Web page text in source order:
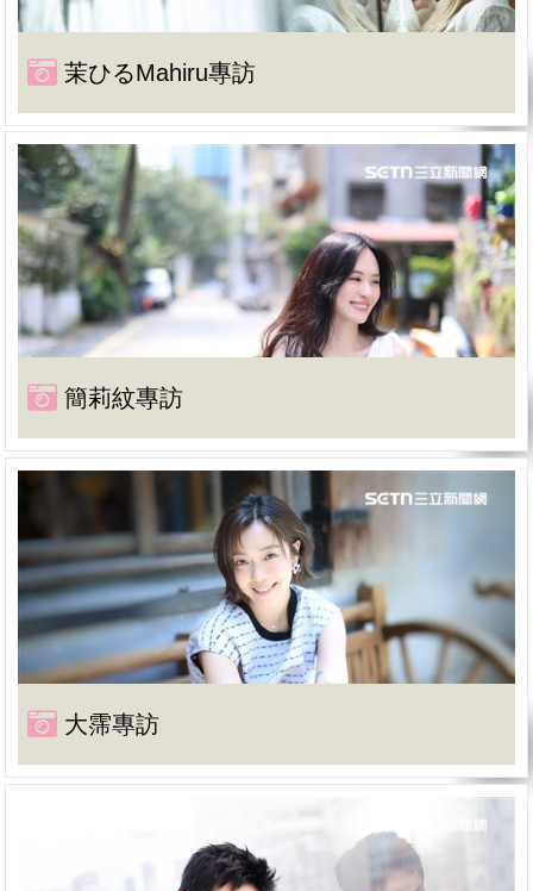
茉ひるMahiru專訪
簡莉紋專訪
大霈專訪